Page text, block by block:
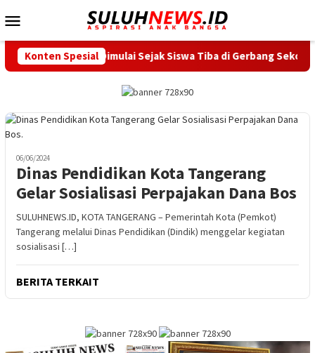
ke
Mobile
Konten Spesial
Dimulai Sejak Siswa Tiba di Gerbang Sekolah
06/06/2024
Dinas Pendidikan Kota Tangerang
Gelar Sosialisasi Perpajakan Dana Bos
SULUHNEWS.ID, KOTA TANGERANG – Pemerintah Kota (Pemkot)
Tangerang melalui Dinas Pendidikan (Dindik) menggelar kegiatan
sosialisasi […]
BERITA TERKAIT